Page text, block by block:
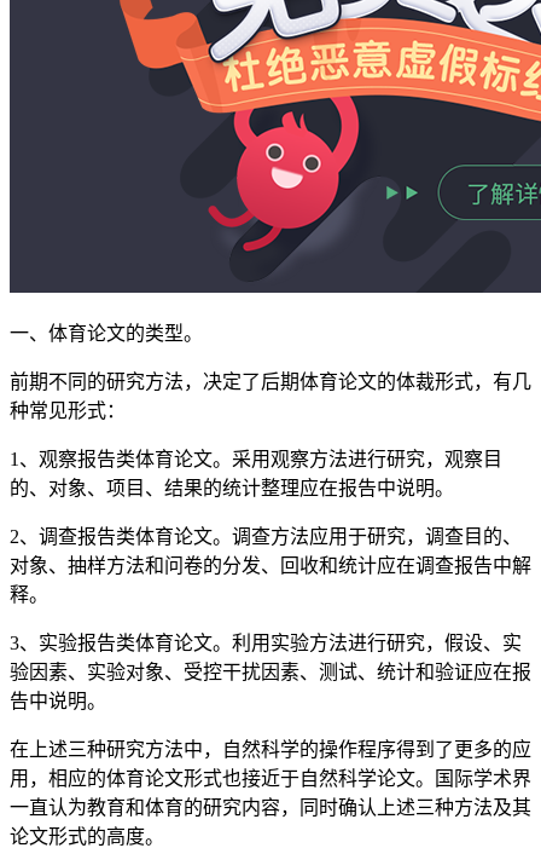
一、体育论文的类型。
前期不同的研究方法，决定了后期体育论文的体裁形式，有几
种常见形式：
1、观察报告类体育论文。采用观察方法进行研究，观察目
的、对象、项目、结果的统计整理应在报告中说明。
2、调查报告类体育论文。调查方法应用于研究，调查目的、
对象、抽样方法和问卷的分发、回收和统计应在调查报告中解
释。
3、实验报告类体育论文。利用实验方法进行研究，假设、实
验因素、实验对象、受控干扰因素、测试、统计和验证应在报
告中说明。
在上述三种研究方法中，自然科学的操作程序得到了更多的应
用，相应的体育论文形式也接近于自然科学论文。国际学术界
一直认为教育和体育的研究内容，同时确认上述三种方法及其
论文形式的高度。